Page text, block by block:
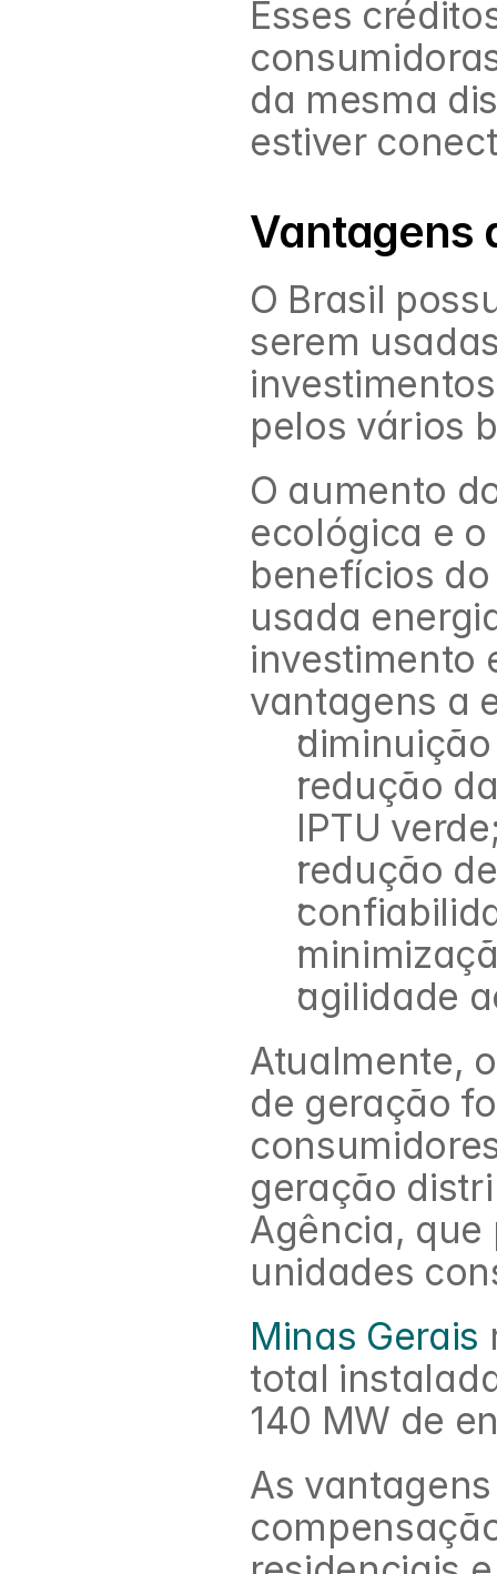
Esses
da mesma
estiver
Vantagens
O Brasil
serem
pelos vários
O aumento
ecológica e
benefícios
usada
investimento
vantagens a
redução
IPTU
redução
agilidade
Atualmente,
de geração
geração
Agência, que
unidades
Minas Gerais
total
140 MW de
As